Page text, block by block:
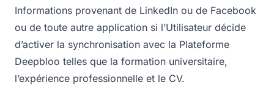
Informations provenant de LinkedIn ou de Facebook
ou de toute autre application si l’Utilisateur décide
d’activer la synchronisation avec la Plateforme
Deepbloo telles que la formation universitaire,
l’expérience professionnelle et le CV.